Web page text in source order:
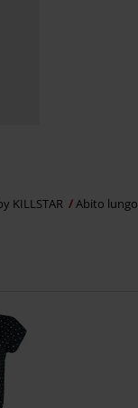
KILLSTAR Abito lungo